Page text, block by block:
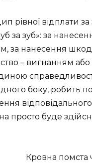
рівної відплати за
за зуб»: за
за нанесення
– вигнанням
боку, робить
просто буде
Кровна помста